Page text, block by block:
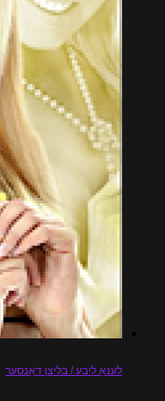
/ בליצן דאַנסער